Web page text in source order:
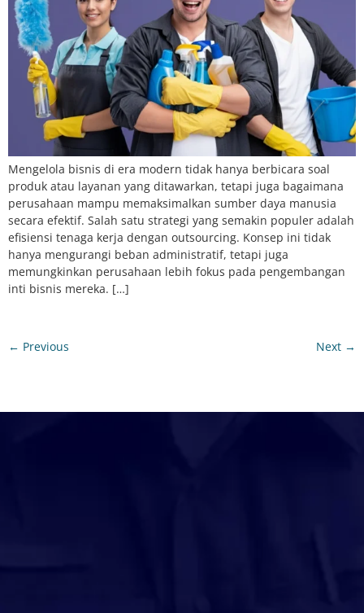
Mengelola bisnis di era modern tidak hanya berbicara soal
produk atau layanan yang ditawarkan, tetapi juga bagaimana
perusahaan mampu memaksimalkan sumber daya manusia
secara efektif. Salah satu strategi yang semakin populer adalah
efisiensi tenaga kerja dengan outsourcing. Konsep ini tidak
hanya mengurangi beban administratif, tetapi juga
memungkinkan perusahaan lebih fokus pada pengembangan
inti bisnis mereka. […]
← Previous Next →